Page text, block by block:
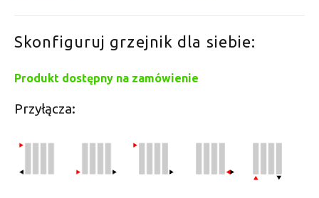
Skonfiguruj grzejnik dla siebie:
Produkt dostępny na zamówienie
Przyłącza: